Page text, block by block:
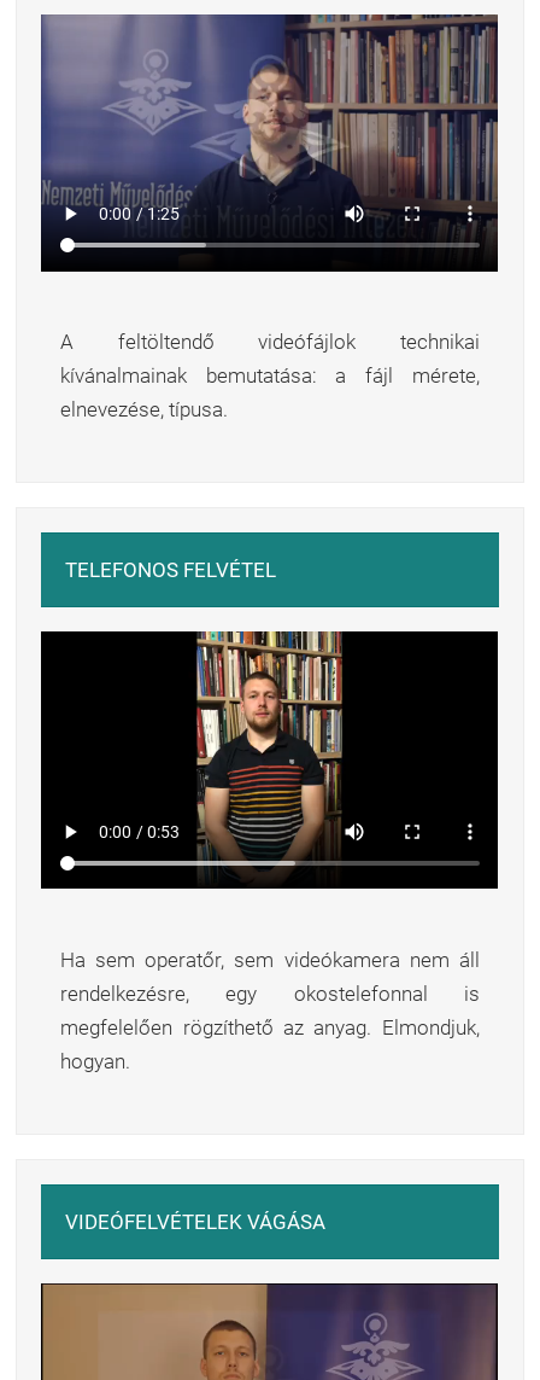
A feltöltendő videófájlok technikai
kívánalmainak bemutatása: a fájl mérete,
elnevezése, típusa.
TELEFONOS FELVÉTEL
Ha sem operatőr, sem videókamera nem áll
rendelkezésre, egy okostelefonnal is
megfelelően rögzíthető az anyag. Elmondjuk,
hogyan.
VIDEÓFELVÉTELEK VÁGÁSA